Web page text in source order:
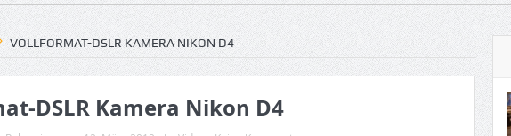
VOLLFORMAT-DSLR KAMERA NIKON D4
DSLR Kamera Nikon D4